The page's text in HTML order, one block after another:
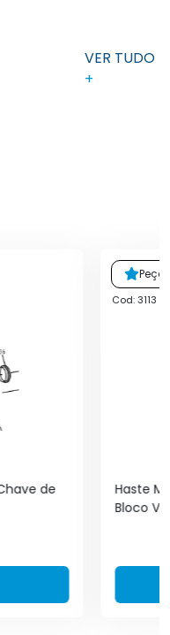
VER TUDO
+
de
Cod: 3113
Haste
Bloco